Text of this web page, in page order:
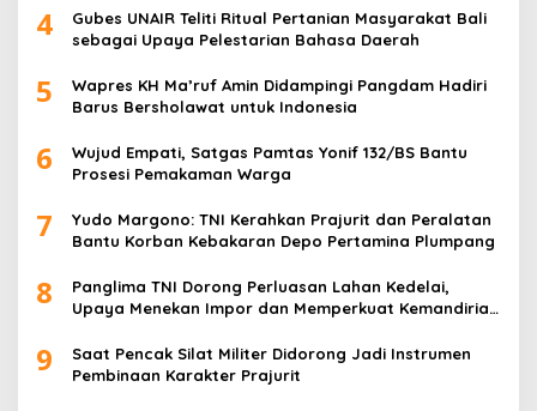
4
Gubes UNAIR Teliti Ritual Pertanian Masyarakat Bali
sebagai Upaya Pelestarian Bahasa Daerah
5
Wapres KH Ma’ruf Amin Didampingi Pangdam Hadiri
Barus Bersholawat untuk Indonesia
6
Wujud Empati, Satgas Pamtas Yonif 132/BS Bantu
Prosesi Pemakaman Warga
7
Yudo Margono: TNI Kerahkan Prajurit dan Peralatan
Bantu Korban Kebakaran Depo Pertamina Plumpang
8
Panglima TNI Dorong Perluasan Lahan Kedelai,
Upaya Menekan Impor dan Memperkuat Kemandirian
9
Saat Pencak Silat Militer Didorong Jadi Instrumen
Pembinaan Karakter Prajurit